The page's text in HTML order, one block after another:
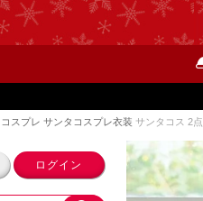
コスプレ サンタコスプレ衣装 サンタコス 2
ログイン